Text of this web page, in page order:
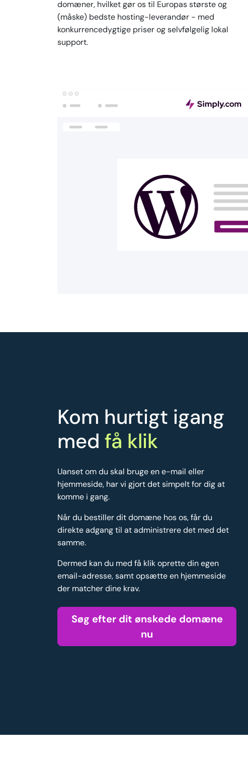
domæner, hvilket gør os til Europas største og
(måske) bedste hosting-leverandør - med
konkurrencedygtige priser og selvfølgelig lokal
support.
Kom hurtigt igang
med få klik
Uanset om du skal bruge en e-mail eller
hjemmeside, har vi gjort det simpelt for dig at
komme i gang.
Når du bestiller dit domæne hos os, får du
direkte adgang til at administrere det med det
samme.
Dermed kan du med få klik oprette din egen
email-adresse, samt opsætte en hjemmeside
der matcher dine krav.
Søg efter dit ønskede domæne
nu